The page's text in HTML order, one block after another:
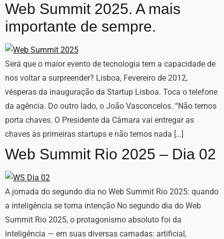
Web Summit 2025. A mais
importante de sempre.
Será que o maior evento de tecnologia tem a capacidade de
nos voltar a surpreender? Lisboa, Fevereiro de 2012,
vésperas da inauguração da Startup Lisboa. Toca o telefone
da agência. Do outro lado, o João Vasconcelos. “Não temos
porta chaves. O Presidente da Câmara vai entregar as
chaves às primeiras startups e não temos nada […]
Web Summit Rio 2025 – Dia 02
A jornada do segundo dia no Web Summit Rio 2025: quando
a inteligência se torna intenção No segundo dia do Web
Summit Rio 2025, o protagonismo absoluto foi da
inteligência — em suas diversas camadas: artificial,